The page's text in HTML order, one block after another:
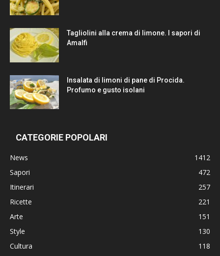
Tagliolini alla crema di limone. I sapori di
Amalfi
Insalata di limoni di pane di Procida.
Profumo e gusto isolani
CATEGORIE POPOLARI
News
1412
Sapori
472
Itinerari
257
Ricette
221
Arte
151
Style
130
Cultura
118